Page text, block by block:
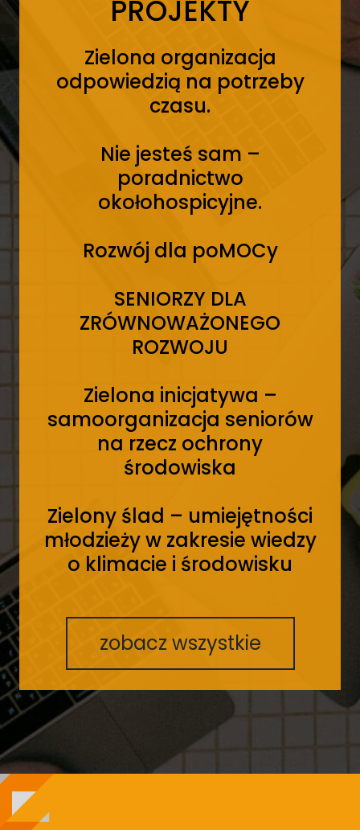
PROJEKTY
Zielona organizacja
odpowiedzią na potrzeby
czasu.
Nie jesteś sam –
poradnictwo
okołohospicyjne.
Rozwój dla poMOCy
SENIORZY DLA
ZRÓWNOWAŻONEGO
ROZWOJU
Zielona inicjatywa –
samoorganizacja seniorów
na rzecz ochrony
środowiska
Zielony ślad – umiejętności
młodzieży w zakresie wiedzy
o klimacie i środowisku
zobacz wszystkie